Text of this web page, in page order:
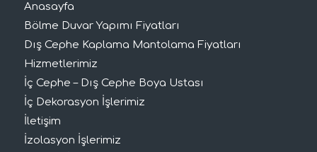
Anasayfa
Bölme Duvar Yapımı Fiyatları
Dış Cephe Kaplama Mantolama Fiyatları
Hizmetlerimiz
İç Cephe – Dış Cephe Boya Ustası
İç Dekorasyon İşlerimiz
İletişim
İzolasyon İşlerimiz